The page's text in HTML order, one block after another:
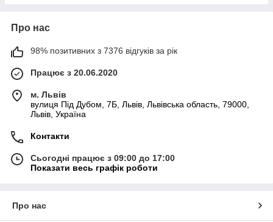
Про нас
98% позитивних з 7376 відгуків за рік
Працює з 20.06.2020
м. Львів
вулиця Під Дубом, 7Б, Львів, Львівська область, 79000,
Львів, Україна
Контакти
Сьогодні працює з 09:00 до 17:00
Показати весь графік роботи
Про нас